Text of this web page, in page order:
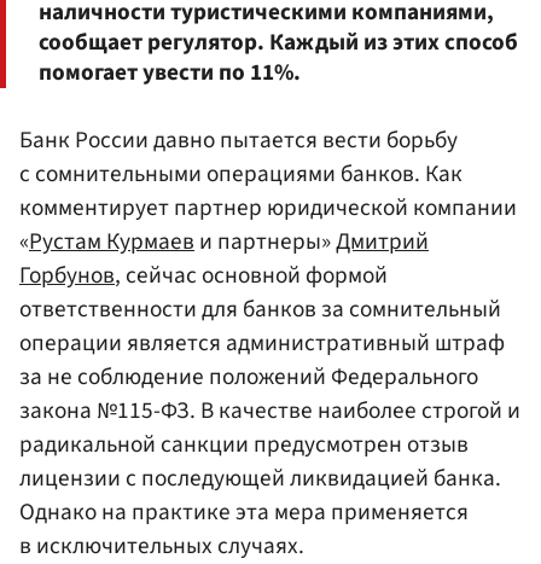
наличности туристическими компаниями,
сообщает регулятор. Каждый из этих способ
помогает увести по 11%.
Банк России давно пытается вести борьбу
с сомнительными операциями банков. Как
комментирует партнер юридической компании
«Рустам Курмаеви партнеры»Дмитрий
Горбунов, сейчас основной формой
ответственности для банков за сомнительный
операции является административный штраф
за не соблюдение положений Федерального
закона №115-ФЗ. В качестве наиболее строгой и
радикальной санкции предусмотрен отзыв
лицензии с последующей ликвидацией банка.
Однако на практике эта мера применяется
в исключительных случаях.